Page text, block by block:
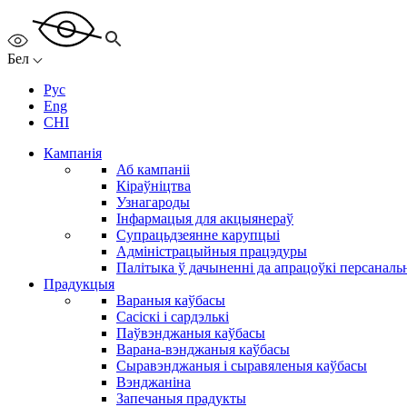
Бел
Рус
Eng
CHI
Кампанія
Аб кампаніі
Кіраўніцтва
Узнагароды
Інфармацыя для акцыянераў
Супрацьдзеянне карупцыі
Адміністрацыйныя працэдуры
Палітыка ў дачыненні да апрацоўкі
Прадукцыя
Вараныя каўбасы
Сасіскі і сардэлькі
Паўвэнджаныя каўбасы
Варана-вэнджаныя каўбасы
Сыравэнджаныя і сыравяленыя каўбасы
Вэнджаніна
Запечаныя прадукты